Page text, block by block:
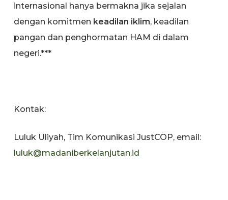
internasional hanya bermakna jika sejalan
dengan komitmen keadilan iklim, keadilan
pangan dan penghormatan HAM di dalam
negeri.***
Kontak:
Luluk Uliyah, Tim Komunikasi JustCOP, email:
luluk@madaniberkelanjutan.id